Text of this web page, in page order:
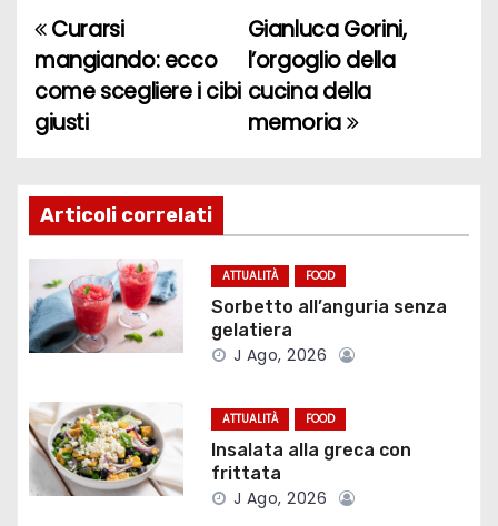
N
a
v
g
a
z
i
o
n
e
Gianluca Gorini,
l’orgoglio della
cucina della
memoria
Curarsi
mangiando: ecco
come scegliere i cibi
giusti
Articoli correlati
ATTUALITÀ FOOD
Sorbetto all’anguria senza
gelatiera
J Ago, 2026
ATTUALITÀ FOOD
Insalata alla greca con
frittata
J Ago, 2026